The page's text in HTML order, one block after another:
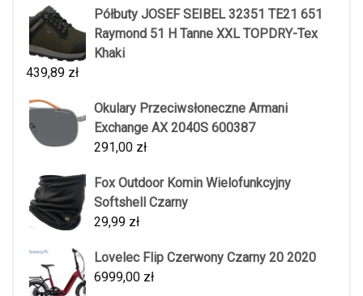
Półbuty JOSEF SEIBEL 32351 TE21 651
Raymond 51 H Tanne XXL TOPDRY-Tex
Khaki
439,89 zł
Okulary Przeciwsłoneczne Armani
Exchange AX 2040S 600387
291,00 zł
Fox Outdoor Komin Wielofunkcyjny
Softshell Czarny
29,99 zł
Lovelec Flip Czerwony Czarny 20 2020
6999,00 zł